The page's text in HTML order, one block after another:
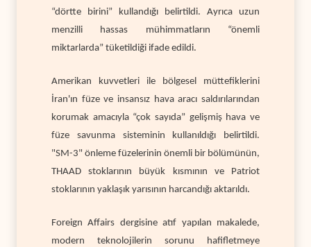
“dörtte birini” kullandığı belirtildi. Ayrıca uzun
menzilli hassas mühimmatların “önemli
miktarlarda” tüketildiği ifade edildi.
Amerikan kuvvetleri ile bölgesel müttefiklerini
İran'ın füze ve insansız hava aracı saldırılarından
korumak amacıyla “çok sayıda” gelişmiş hava ve
füze savunma sisteminin kullanıldığı belirtildi.
"SM-3" önleme füzelerinin önemli bir bölümünün,
THAAD stoklarının büyük kısmının ve Patriot
stoklarının yaklaşık yarısının harcandığı aktarıldı.
Foreign Affairs dergisine atıf yapılan makalede,
modern teknolojilerin sorunu hafifletmeye